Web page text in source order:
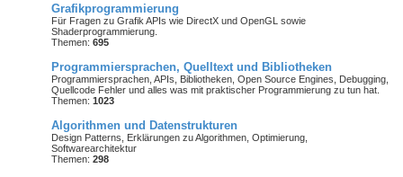
Grafikprogrammierung
Für Fragen zu Grafik APIs wie DirectX und OpenGL sowie
Shaderprogrammierung.
Themen: 695
Programmiersprachen, Quelltext und Bibliotheken
Programmiersprachen, APIs, Bibliotheken, Open Source Engines, Debugging,
Quellcode Fehler und alles was mit praktischer Programmierung zu tun hat.
Themen: 1023
Algorithmen und Datenstrukturen
Design Patterns, Erklärungen zu Algorithmen, Optimierung,
Softwarearchitektur
Themen: 298